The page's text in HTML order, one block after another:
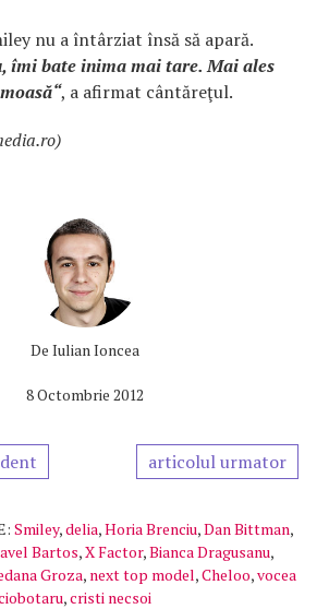
nu a întârziat însă să apară.
îmi bate inima mai tare. Mai ales
, a afirmat cântăreţul.
De Iulian Ioncea
8 Octombrie 2012
articolul urmator
Smiley,delia,Horia Brenciu,Dan Bittman,
Bartos,X Factor,Bianca Dragusanu,
Groza, next top model,Cheloo,vocea
,cristi necsoi